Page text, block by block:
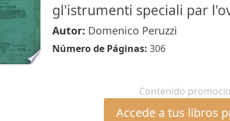
gl'istrumenti speciali par
Autor: Domenico Peruzzi
Número de Páginas: 306
Contenido
Accede a tus libros